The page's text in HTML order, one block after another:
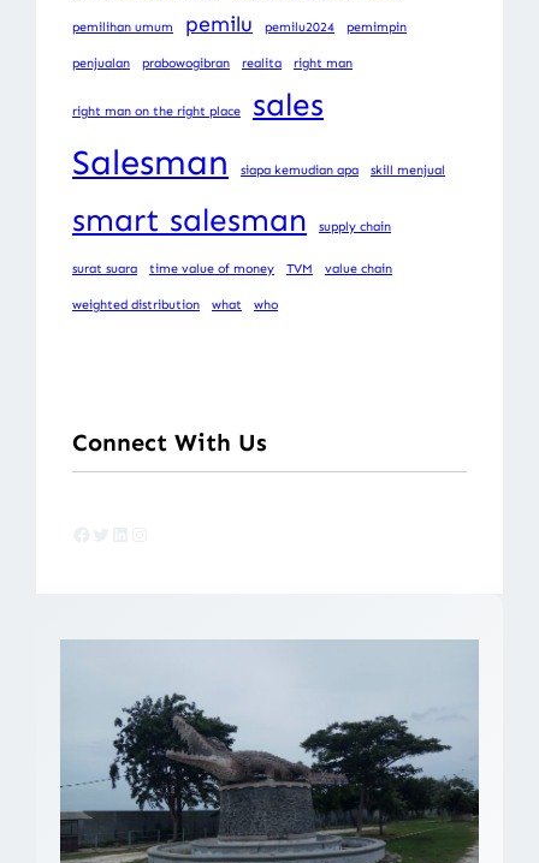
pemilihan umum pemilu pemilu2024 pemimpin
penjualan prabowogibran realita right man
right man on the right place sales
Salesman siapa kemudian apa skill menjual
smart salesman supply chain
surat suara time value of money TVM value chain
weighted distribution what who
Connect With Us